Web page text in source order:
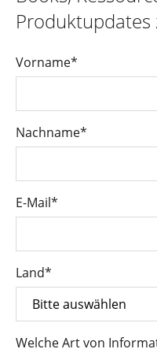
Produktupdates
Vorname*
Nachname*
E-Mail*
Land*
Welche Art von